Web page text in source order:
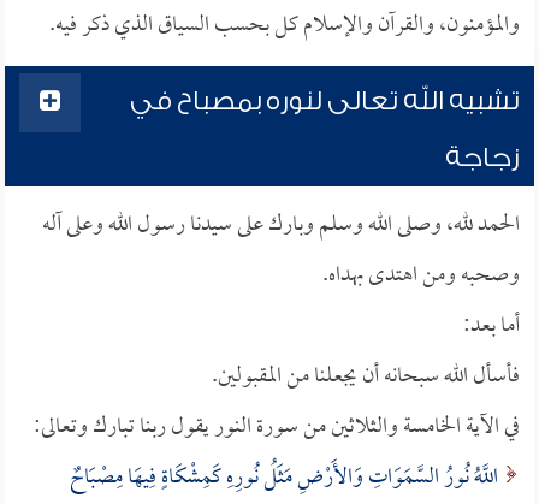
والمؤمنون، والقرآن والإسلام كل بحسب السياق الذي ذكر فيه.
تشبيه الله تعالى لنوره بمصباح في
زجاجة
الحمد لله، وصلى الله وسلم وبارك على سيدنا رسول الله وعلى آله
وصحبه ومن اهتدى بهداه.
أما بعد:
فأسأل الله سبحانه أن يجعلنا من المقبولين.
في الآية الخامسة والثلاثين من سورة النور يقول ربنا تبارك وتعالى:
اللَّهُ نُورُ السَّمَوَاتِ وَالأَرْضِ مَثَلُ نُورِهِ كَمِشْكَاةٍ فِيهَا مِصْبَاحٌ